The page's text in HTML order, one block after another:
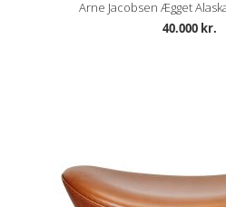
Arne Jacobsen Ægget
40.000 kr.